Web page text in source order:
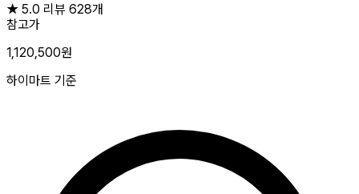
★ 5.0 리뷰 628개
참고가
1,120,500원
하이마트 기준